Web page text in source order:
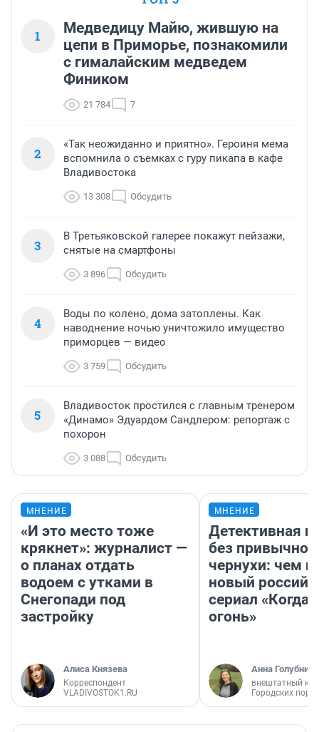
1
Медведицу Майю, жившую на
цепи в Приморье, познакомили
с гималайским медведем
Фиником
21 784 7
2
«Так неожиданно и приятно». Героиня мема
вспомнила о съемках с гуру пикапа в кафе
Владивостока
13 308 Обсудить
3
В Третьяковской галерее покажут пейзажи,
снятые на смартфоны
3 896 Обсудить
4
Воды по колено, дома затоплены. Как
наводнение ночью уничтожило имущество
приморцев — видео
3 759 Обсудить
5
Владивосток простился с главным тренером
«Динамо» Эдуардом Сандлером: репортаж с
похорон
3 088 Обсудить
МНЕНИЕ
«И это место тоже
крякнет»: журналист —
о планах отдать
водоем с утками в
Снегопади под
застройку
Алиса Князева
Корреспондент
VLADIVOSTOK1.RU
МНЕНИЕ
Детективная
без привычной
чернухи: чем
новый
сериал «Когда
огонь»
Анна
внештатный
Городских